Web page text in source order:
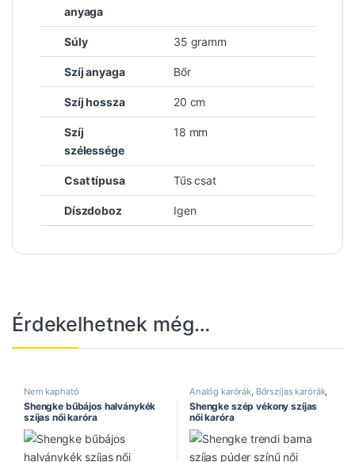
anyaga
Súly 35 gramm
Szíj anyaga Bőr
Szíj hossza 20 cm
Szíj
szélessége
18 mm
Csat típusa Tűs csat
Díszdoboz Igen
Érdekelhetnek még…
Nem kapható
Shengke bűbájos halványkék
szíjas női karóra
Analóg karórák, Bőrszíjas karórák,
Divatos karórák Elegáns karórák
Női karórák,Shengke óra
Shengke szép vékony szíjas
női karóra